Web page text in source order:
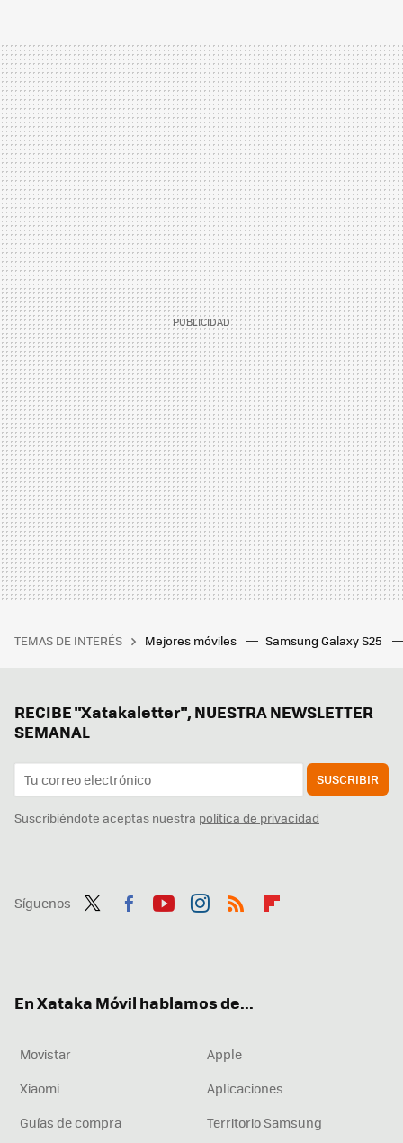
TEMAS DE INTERÉS Mejores móviles Samsung Galaxy S25
RECIBE "Xatakaletter", NUESTRA NEWSLETTER
SEMANAL
SUSCRIBIR
Suscribiéndote aceptas nuestra política de privacidad
Síguenos
En Xataka Móvil hablamos de...
Movistar
Apple
Xiaomi
Aplicaciones
Guías de compra
Territorio Samsung